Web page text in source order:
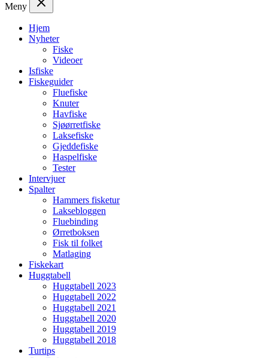
Meny
Hjem
Nyheter
Fiske
Videoer
Isfiske
Fiskeguider
Fluefiske
Knuter
Havfiske
Sjøørretfiske
Laksefiske
Gjeddefiske
Haspelfiske
Tester
Intervjuer
Spalter
Hammers fisketur
Laksebloggen
Fluebinding
Ørretboksen
Fisk til folket
Matlaging
Fiskekart
Huggtabell
Huggtabell 2023
Huggtabell 2022
Huggtabell 2021
Huggtabell 2020
Huggtabell 2019
Huggtabell 2018
Turtips